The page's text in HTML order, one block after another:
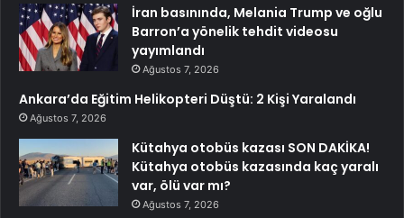
İran basınında, Melania Trump ve oğlu
Barron’a yönelik tehdit videosu
yayımlandı
Ağustos 7, 2026
Ankara’da Eğitim Helikopteri Düştü: 2 Kişi Yaralandı
Ağustos 7, 2026
Kütahya otobüs kazası SON DAKİKA!
Kütahya otobüs kazasında kaç yaralı
var, ölü var mı?
Ağustos 7, 2026